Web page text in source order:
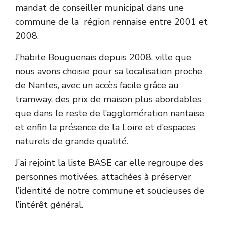
mandat de conseiller municipal dans une
commune de la région rennaise entre 2001 et
2008.
J’habite Bouguenais depuis 2008, ville que
nous avons choisie pour sa localisation proche
de Nantes, avec un accès facile grâce au
tramway, des prix de maison plus abordables
que dans le reste de l’agglomération nantaise
et enfin la présence de la Loire et d’espaces
naturels de grande qualité.
J’ai rejoint la liste BASE car elle regroupe des
personnes motivées, attachées à préserver
l’identité de notre commune et soucieuses de
l’intérêt général.